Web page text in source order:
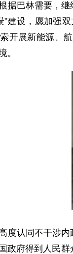
据巴林需要，
”建设，愿加强
开展新能源、
。
度认同不干涉
政府得到人民